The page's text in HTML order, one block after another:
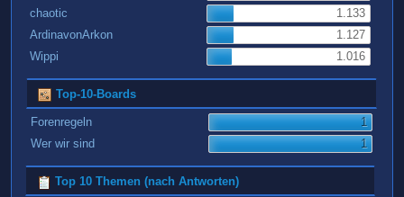
chaotic
1.133
ArdinavonArkon
1.127
Wippi
1.016
Top-10-Boards
Forenregeln
1
Wer wir sind
1
Top 10 Themen (nach Antworten)